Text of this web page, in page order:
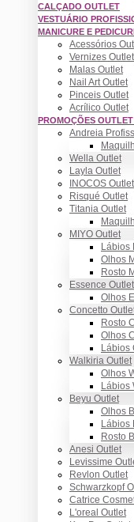
CALÇADO OUTLET
VESTUÁRIO
MANICURE E
Acessórios
Vernizes Outlet
Malas Outlet
Nail Art Outlet
Pinceis Outlet
Acrílico Outlet
PROMOÇÕES
Andreia
Wella Outlet
Layla Outlet
INOCOS Outlet
Risqué Outlet
Titania Outlet
MIYO Outlet
Lábios
Olhos
Rosto
Essence Outlet
Olhos
Concetto
Rosto
Olhos
Lábios
Walkiria Outlet
Olhos
Lábios
Beyu Outlet
Olhos
Lábios
Rosto
Anesi Outlet
Levissime
Revlon Outlet
Schwarzkopf
Catrice
L'oreal Outlet